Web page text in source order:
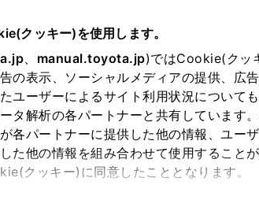
クッキー)を使用します。
、 manual.toyota.jp)ではCookie(クッ
の表示、ソーシャルメディアの提供、広
ユーザーによるサイト利用状況について
タ解析の各パートナーと共有しています
各パートナーに提供した他の情報、ユー
た他の情報を組み合わせて使用すること
クッキー)に同意したこととなります。